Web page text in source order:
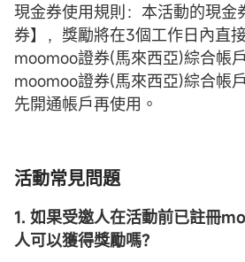
現金券使用規則：本活動的現金
券】，獎勵將在3個工作日內直
moomoo證券(馬來西亞)綜合帳
moomoo證券(馬來西亞)綜合帳
先開通帳戶再使用。
活動常見問題
1. 如果受邀人在活動前已註冊
人可以獲得獎勵嗎？